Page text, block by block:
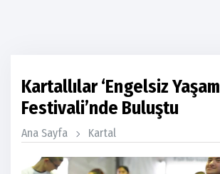
Kartallılar ‘Engelsiz Yaşam
Festivali’nde Buluştu
Ana Sayfa Kartal